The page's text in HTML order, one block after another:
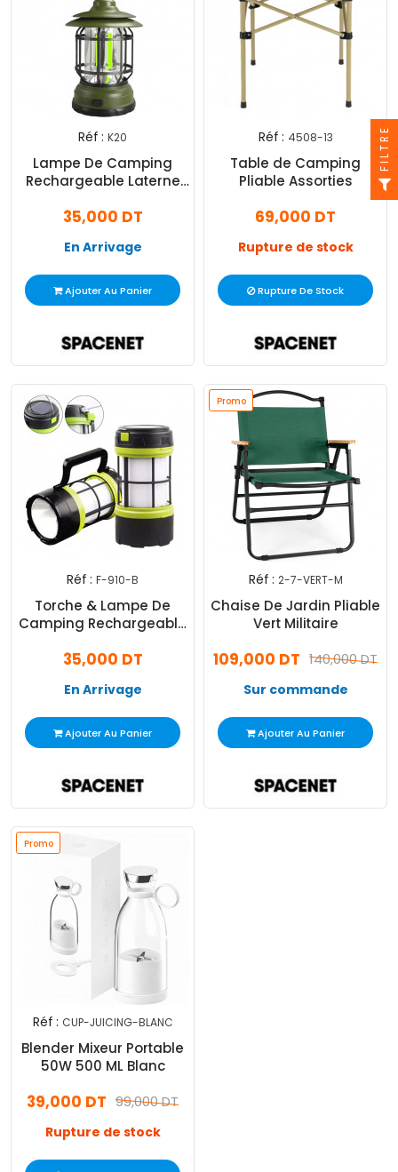
Réf : K20
Lampe De Camping
Rechargeable Laterne
35,000 DT
En Arrivage
Ajouter Au Panier
Réf : 4508-13
Table de Camping
Pliable Assorties
69,000 DT
Rupture de stock
Rupture De Stock
Réf : F-910-B
Torche & Lampe De
Camping Rechargeable
35,000 DT
En Arrivage
Ajouter Au Panier
Promo
Réf : 2-7-VERT-M
Chaise De Jardin Pliable
Vert Militaire
140,000 DT
109,000 DT
Sur commande
Ajouter Au Panier
Promo
Réf : CUP-JUICING-BLANC
Blender Mixeur Portable
50W 500 ML Blanc
99,000 DT
39,000 DT
Rupture de stock
FILTRE